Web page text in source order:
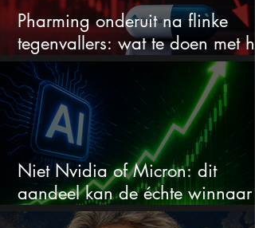
Pharming onderuit na flinke
tegenvallers: wat te doen met
aandeel?
Niet Nvidia of Micron: dit
aandeel kan de échte winnaar
van de AI-race worden